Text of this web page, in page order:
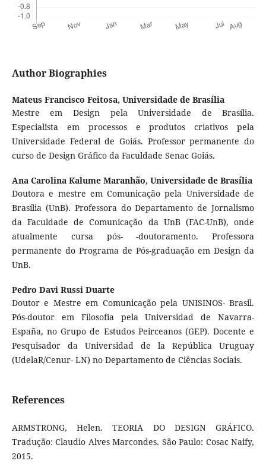
Author Biographies
Mateus Francisco Feitosa, Universidade de Brasília
Mestre em Design pela Universidade de Brasília.
Especialista em processos e produtos criativos pela
Universidade Federal de Goiás. Professor permanente do
curso de Design Gráfico da Faculdade Senac Goiás.
Ana Carolina Kalume Maranhão, Universidade de Brasília
Doutora e mestre em Comunicação pela Universidade de
Brasília (UnB). Professora do Departamento de Jornalismo
da Faculdade de Comunicação da UnB (FAC-UnB), onde
atualmente cursa pós- -doutoramento. Professora
permanente do Programa de Pós-graduação em Design da
UnB.
Pedro Davi Russi Duarte
Doutor e Mestre em Comunicação pela UNISINOS- Brasil.
Pós-doutor em Filosofía pela Universidad de Navarra-
España, no Grupo de Estudos Peirceanos (GEP). Docente e
Pesquisador da Universidad de la República Uruguay
(UdelaR/Cenur- LN) no Departamento de Ciências Sociais.
References
ARMSTRONG, Helen. TEORIA DO DESIGN GRÁFICO.
Tradução: Claudio Alves Marcondes. São Paulo: Cosac Naify,
2015.